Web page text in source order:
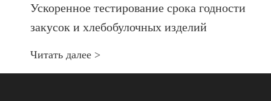
Ускоренное тестирование срока годности
закусок и хлебобулочных изделий
Читать далее >